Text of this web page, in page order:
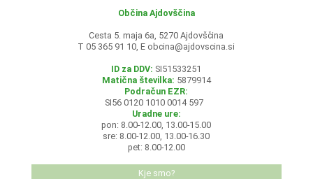
Občina Ajdovščina
Cesta 5. maja 6a, 5270 Ajdovščina
T 05 365 91 10, E obcina@ajdovscina.si
ID za DDV: SI51533251
Matična številka: 5879914
Podračun EZR:
SI56 0120 1010 0014 597
Uradne ure:
pon: 8.00-12.00, 13.00-15.00
sre: 8.00-12.00, 13.00-16.30
pet: 8.00-12.00
Kje smo?